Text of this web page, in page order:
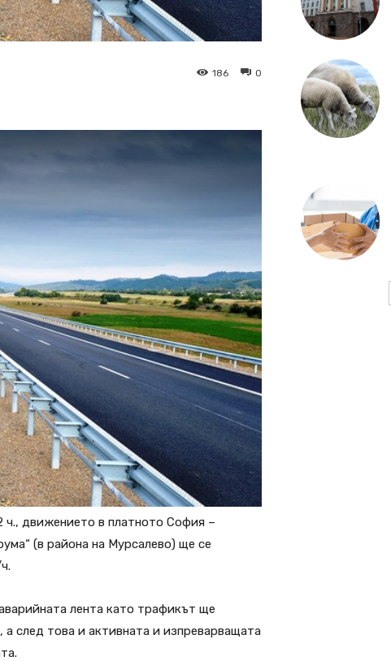
0
186
ч., движението в платното София –
(в района на Мурсалево) ще се
лента като трафикът ще
след това и активната и изпреварващата